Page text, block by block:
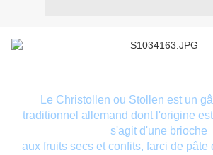
Le Christollen ou Stollen est un
traditionnel allemand dont l'origine est
s'agit d'une brioche
aux fruits secs et confits, farci de pâte